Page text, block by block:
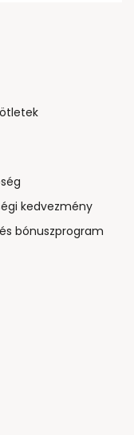
kedvezmény
bónuszprogram